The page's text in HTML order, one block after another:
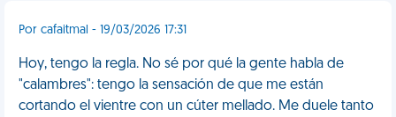
Por cafaitmal - 19/03/2026 17:31
Hoy, tengo la regla. No sé por qué la gente habla de
"calambres": tengo la sensación de que me están
cortando el vientre con un cúter mellado. Me duele tanto